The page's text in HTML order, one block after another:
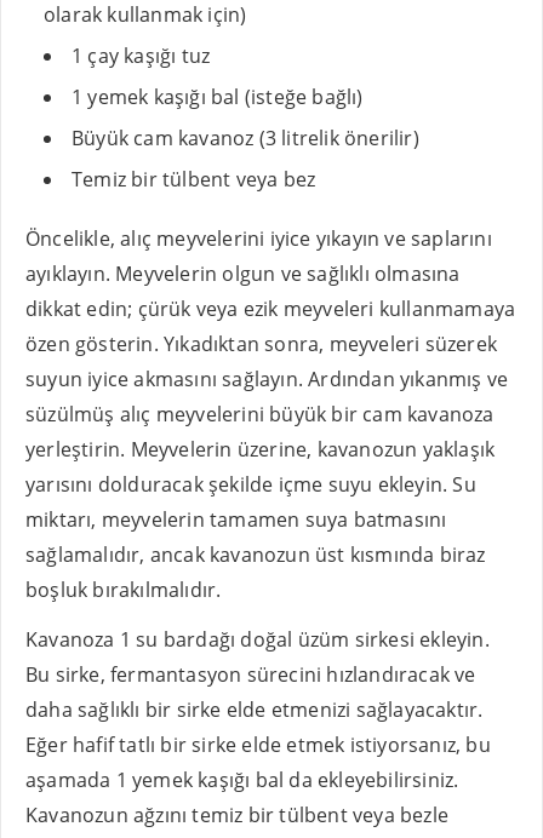
olarak kullanmak için)
1 çay kaşığı tuz
1 yemek kaşığı bal (isteğe bağlı)
Büyük cam kavanoz (3 litrelik önerilir)
Temiz bir tülbent veya bez
Öncelikle, alıç meyvelerini iyice yıkayın ve saplarını
ayıklayın. Meyvelerin olgun ve sağlıklı olmasına
dikkat edin; çürük veya ezik meyveleri kullanmamaya
özen gösterin. Yıkadıktan sonra, meyveleri süzerek
suyun iyice akmasını sağlayın. Ardından yıkanmış ve
süzülmüş alıç meyvelerini büyük bir cam kavanoza
yerleştirin. Meyvelerin üzerine, kavanozun yaklaşık
yarısını dolduracak şekilde içme suyu ekleyin. Su
miktarı, meyvelerin tamamen suya batmasını
sağlamalıdır, ancak kavanozun üst kısmında biraz
boşluk bırakılmalıdır.
Kavanoza 1 su bardağı doğal üzüm sirkesi ekleyin.
Bu sirke, fermantasyon sürecini hızlandıracak ve
daha sağlıklı bir sirke elde etmenizi sağlayacaktır.
Eğer hafif tatlı bir sirke elde etmek istiyorsanız, bu
aşamada 1 yemek kaşığı bal da ekleyebilirsiniz.
Kavanozun ağzını temiz bir tülbent veya bezle